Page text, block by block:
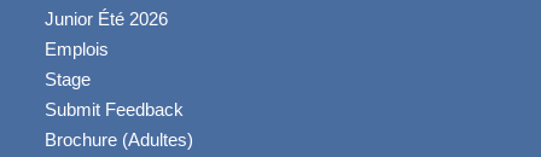
Junior Été 2026
Emplois
Stage
Submit Feedback
Brochure (Adultes)